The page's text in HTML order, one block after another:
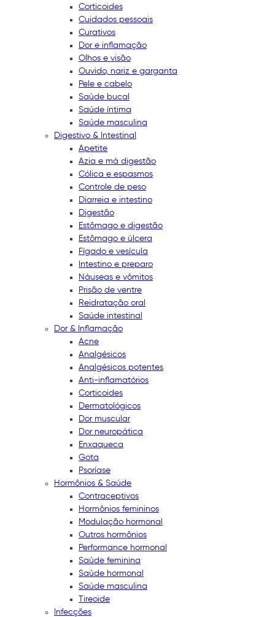
Corticoides
Cuidados pessoais
Curativos
Dor e inflamação
Olhos e visão
Ouvido, nariz e garganta
Pele e cabelo
Saúde bucal
Saúde íntima
Saúde masculina
Digestivo & Intestinal
Apetite
Azia e má digestão
Cólica e espasmos
Controle de peso
Diarreia e intestino
Digestão
Estômago e digestão
Estômago e úlcera
Fígado e vesícula
Intestino e preparo
Náuseas e vômitos
Prisão de ventre
Reidratação oral
Saúde intestinal
Dor & Inflamação
Acne
Analgésicos
Analgésicos potentes
Anti-inflamatórios
Corticoides
Dermatológicos
Dor muscular
Dor neuropática
Enxaqueca
Gota
Psoríase
Hormônios & Saúde
Contraceptivos
Hormônios femininos
Modulação hormonal
Outros hormônios
Performance hormonal
Saúde feminina
Saúde hormonal
Saúde masculina
Tireoide
Infecções